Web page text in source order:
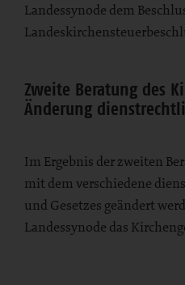
Landessynode dem
Zweite Beratung des
Änderung
Im Ergebnis der zweiten
mit dem verschiedene
und Gesetzes geändert
Landessynode das